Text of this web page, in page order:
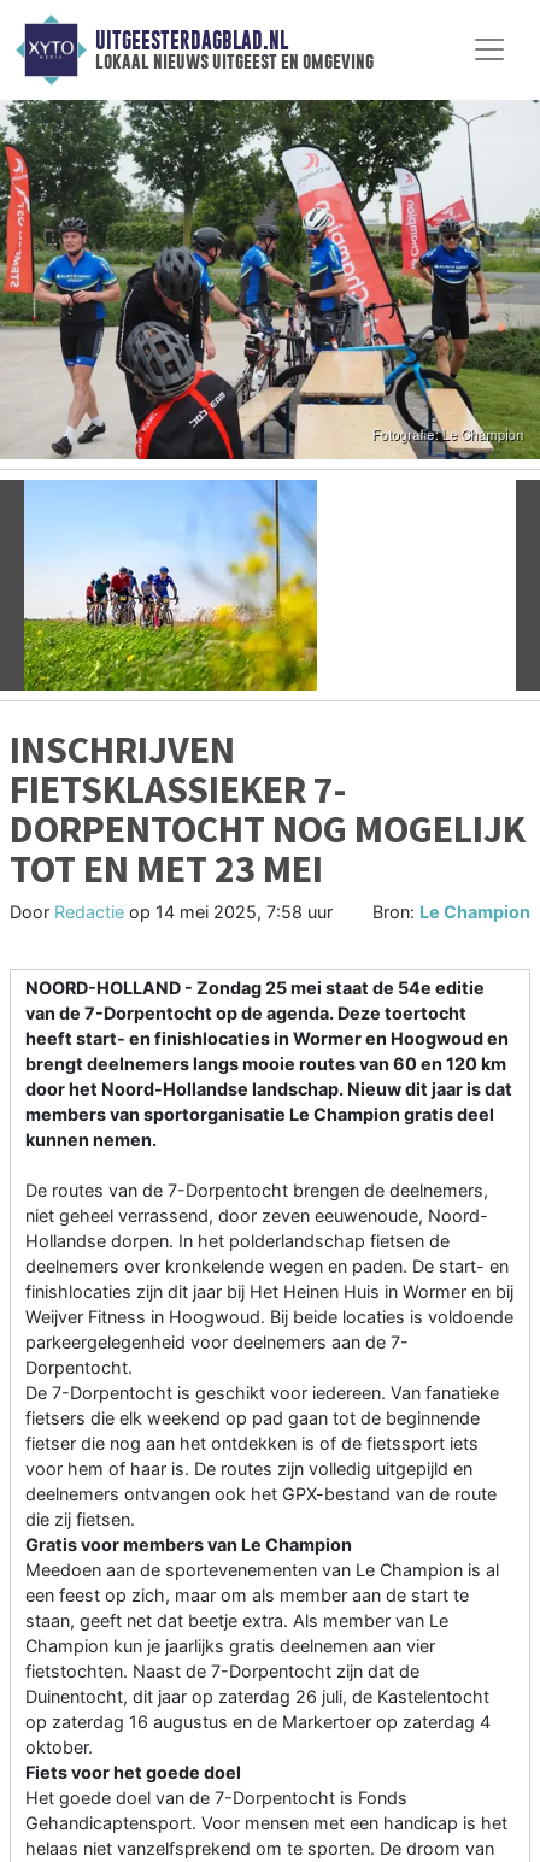
UITGEESTERDAGBLAD.NL
lokaal nieuws uitgeest en omgeving
INSCHRIJVEN
FIETSKLASSIEKER 7-
DORPENTOCHT NOG MOGELIJK
TOT EN MET 23 MEI
Door Redactie op 14 mei 2025, 7:58 uur Bron: Le Champion
NOORD-HOLLAND - Zondag 25 mei staat de 54e editie
van de 7-Dorpentocht op de agenda. Deze toertocht
heeft start- en finishlocaties in Wormer en Hoogwoud en
brengt deelnemers langs mooie routes van 60 en 120 km
door het Noord-Hollandse landschap. Nieuw dit jaar is dat
members van sportorganisatie Le Champion gratis deel
kunnen nemen.
De routes van de 7-Dorpentocht brengen de deelnemers,
niet geheel verrassend, door zeven eeuwenoude, Noord-
Hollandse dorpen. In het polderlandschap fietsen de
deelnemers over kronkelende wegen en paden. De start- en
finishlocaties zijn dit jaar bij Het Heinen Huis in Wormer en bij
Weijver Fitness in Hoogwoud. Bij beide locaties is voldoende
parkeergelegenheid voor deelnemers aan de 7-
Dorpentocht.
De 7-Dorpentocht is geschikt voor iedereen. Van fanatieke
fietsers die elk weekend op pad gaan tot de beginnende
fietser die nog aan het ontdekken is of de fietssport iets
voor hem of haar is. De routes zijn volledig uitgepijld en
deelnemers ontvangen ook het GPX-bestand van de route
die zij fietsen.
Gratis voor members van Le Champion
Meedoen aan de sportevenementen van Le Champion is al
een feest op zich, maar om als member aan de start te
staan, geeft net dat beetje extra. Als member van Le
Champion kun je jaarlijks gratis deelnemen aan vier
fietstochten. Naast de 7-Dorpentocht zijn dat de
Duinentocht, dit jaar op zaterdag 26 juli, de Kastelentocht
op zaterdag 16 augustus en de Markertoer op zaterdag 4
oktober.
Fiets voor het goede doel
Het goede doel van de 7-Dorpentocht is Fonds
Gehandicaptensport. Voor mensen met een handicap is het
helaas niet vanzelfsprekend om te sporten. De droom van